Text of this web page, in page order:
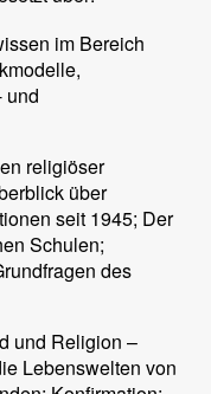
im Bereich
und
religiöser
über
seit 1945; Der
Schulen;
des
und Religion –
Lebenswelten von